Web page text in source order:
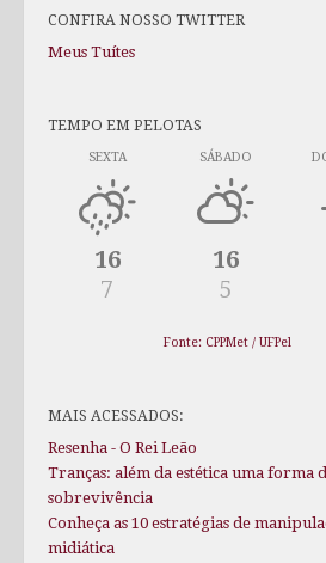
CONFIRA NOSSO TWITTER
Meus Tuítes
TEMPO EM PELOTAS
SEXTA
16
7
SÁBADO
16
5
Fonte: CPPMet / UFPel
MAIS ACESSADOS:
Resenha - O Rei Leão
Tranças: além da estética uma forma
sobrevivência
Conheça as 10 estratégias de
midiática